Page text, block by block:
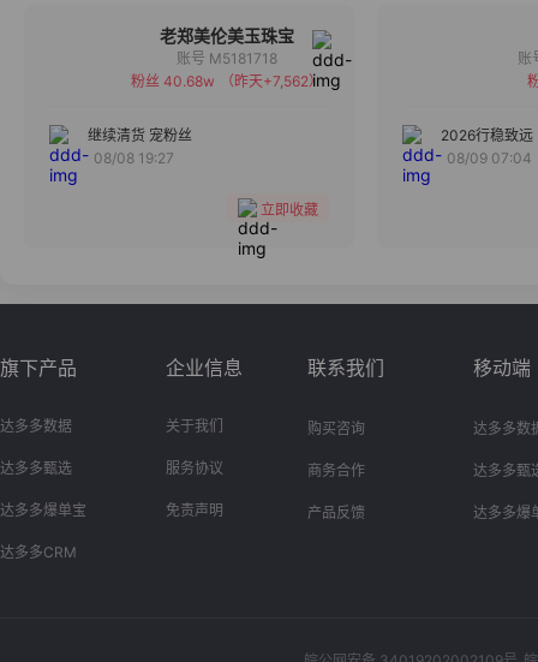
老郑美伦美玉珠宝
备注
账号 M5181718
粉丝 40.68w
（昨天+7,562）
继续清货 宠粉丝
08/08 19:27
立即收藏
2026行稳致远
08/09 07:04
旗下产品
达多多数据
达多多甄选
达多多爆单宝
达多多CRM
企业信息
关于我们
服务协议
免责声明
联系我们
购买咨询
商务合作
产品反馈
移动端
达多多数
达多多甄
达多多爆